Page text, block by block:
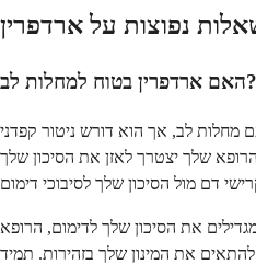
נפוצות על ארדפרין
האם ארדפרין בטוח למחלות לב?
מחלות לב, אך הוא דורש ניטור קפדני
שלך יצטרך לאזן את הסיכון שלך
את הסיכון שלך לדימום, הרופא
את המינון שלך בזהירות. תמיד